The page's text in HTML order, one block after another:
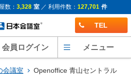
数： 3,328 室／ 利用件数： 127,701 件
TEL
会員ログイン メニュー
会議室 Openoffice 青山セントラル